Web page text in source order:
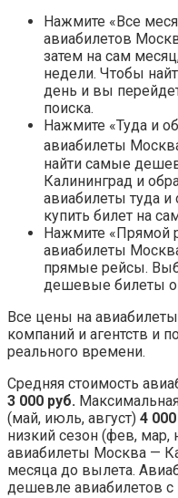
Нажмите «Все
авиабилетов
затем на сам
недели. Чтобы
день и вы
поиска.
Нажмите «Туда и
авиабилеты
найти самые
Калининград и
авиабилеты туда
купить билет на
Нажмите «Прямой
авиабилеты
прямые рейсы.
дешевые билеты
Все цены на
компаний и агентств и
реального времени.
Средняя стоимость
3 000 руб.
(май, июль, август) 4
низкий сезон (фев, мар,
авиабилеты Москва —
месяца до вылета.
дешевле авиабилетов с